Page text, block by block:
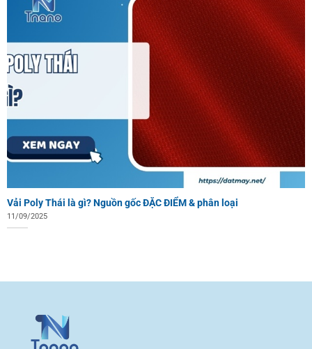
Vải Poly Thái là gì? Nguồn gốc ĐẶC ĐIỂM & phân loại
11/09/2025